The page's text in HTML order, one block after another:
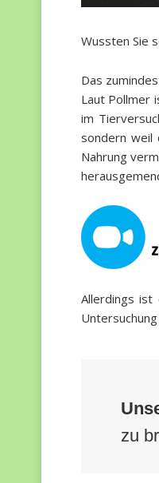
Wussten Sie
Das
Laut Pollmer
im
sondern weil
Nahrung
Allerdings ist
zu